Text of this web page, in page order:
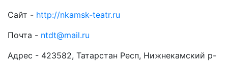
Сайт - http://nkamsk-teatr.ru
Почта - ntdt@mail.ru
Адрес - 423582, Татарстан Респ, Нижнекамский р-